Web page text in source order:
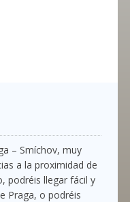
– Smíchov, muy
a la proximidad de
podréis llegar fácil y
Praga, o podréis